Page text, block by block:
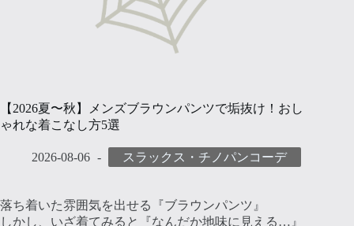
【2026夏〜秋】メンズブラウンパンツで垢抜け！おし
ゃれな着こなし方5選
2026-08-06 スラックス・チノパンコーデ
落ち着いた雰囲気を出せる『ブラウンパンツ』
しかし、いざ着てみると『なんだか地味に見える…』